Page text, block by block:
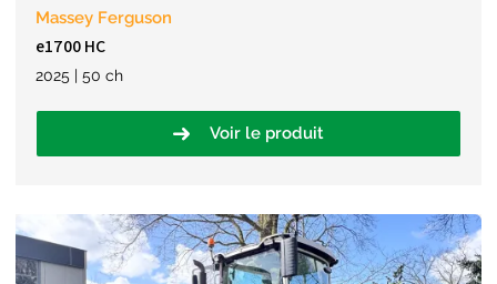
Massey Ferguson
e1700 HC
2025 | 50 ch
Voir le produit